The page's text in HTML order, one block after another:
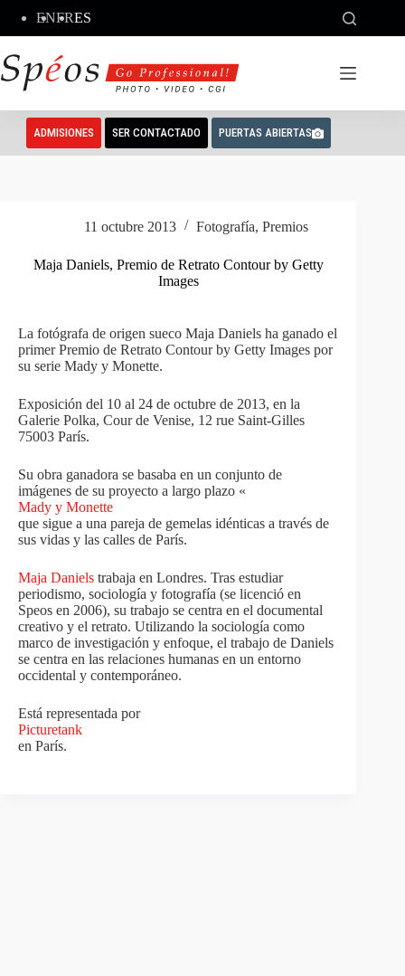
contenido
ENFRES
ADMISIONES SER CONTACTADO PUERTAS ABIERTAS
11 octubre 2013 Fotografía,Premios
Maja Daniels, Premio de Retrato Contour by Getty
Images
La fotógrafa de origen sueco Maja Daniels ha ganado el
primer Premio de Retrato Contour by Getty Images por
su serie Mady y Monette.
Exposición del 10 al 24 de octubre de 2013, en la
Galerie Polka, Cour de Venise, 12 rue Saint-Gilles
75003 París.
Su obra ganadora se basaba en un conjunto de
imágenes de su proyecto a largo plazo «
Mady y Monette
que sigue a una pareja de gemelas idénticas a través de
sus vidas y las calles de París.
Maja Daniels trabaja en Londres. Tras estudiar
periodismo, sociología y fotografía (se licenció en
Speos en 2006), su trabajo se centra en el documental
creativo y el retrato. Utilizando la sociología como
marco de investigación y enfoque, el trabajo de Daniels
se centra en las relaciones humanas en un entorno
occidental y contemporáneo.
Está representada por
Picturetank
en París.